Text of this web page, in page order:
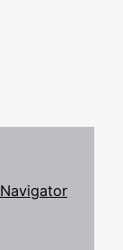
Navigator